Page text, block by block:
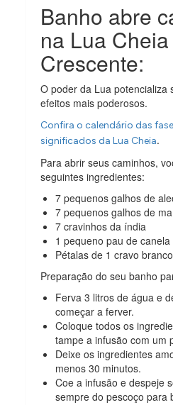
Banho abre
na Lua
Crescente:
O poder da Lua potencializa
efeitos mais poderosos.
Confira o calendário das
significados da Lua Cheia.
Para abrir seus caminhos,
seguintes ingredientes:
7 pequenos galhos de
7 pequenos galhos de
7 cravinhos da índia
1 pequeno pau de canela
Pétalas de 1 cravo
Preparação do seu banho
Ferva 3 litros de água e
começar a ferver.
Coloque todos os
tampe a infusão com um
Deixe os ingredientes
menos 30 minutos.
Coe a infusão e despeje
sempre do pescoço para